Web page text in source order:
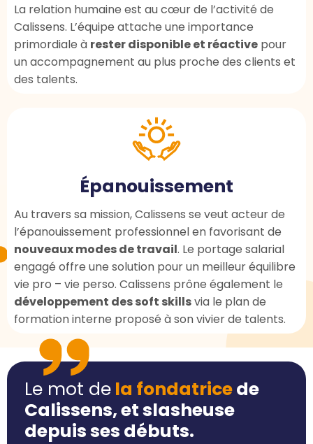
La relation humaine est au cœur de l’activité de
Calissens. L’équipe attache une importance
primordiale à rester disponible et réactive pour
un accompagnement au plus proche des clients et
des talents.
Épanouissement
Au travers sa mission, Calissens se veut acteur de
l’épanouissement professionnel en favorisant de
nouveaux modes de travail. Le portage salarial
engagé offre une solution pour un meilleur équilibre
vie pro – vie perso. Calissens prône également le
développement des soft skillsvia le plan de
formation interne proposé à son vivier de talents.
Le mot de la fondatricede
Calissens, et slasheuse
depuis ses débuts.